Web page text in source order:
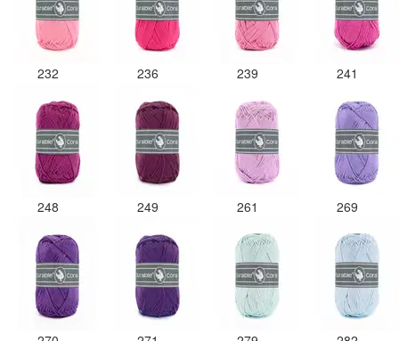
232 236 239 241
248 249 261 269